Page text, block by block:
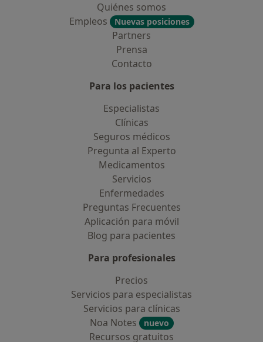
Quiénes somos
Empleos
Nuevas posiciones
Partners
Prensa
Contacto
Para los pacientes
Especialistas
Clínicas
Seguros médicos
Pregunta al Experto
Medicamentos
Servicios
Enfermedades
Preguntas Frecuentes
Aplicación para móvil
Blog para pacientes
Para profesionales
Precios
Servicios para especialistas
Servicios para clínicas
Noa Notes
nuevo
Recursos gratuitos